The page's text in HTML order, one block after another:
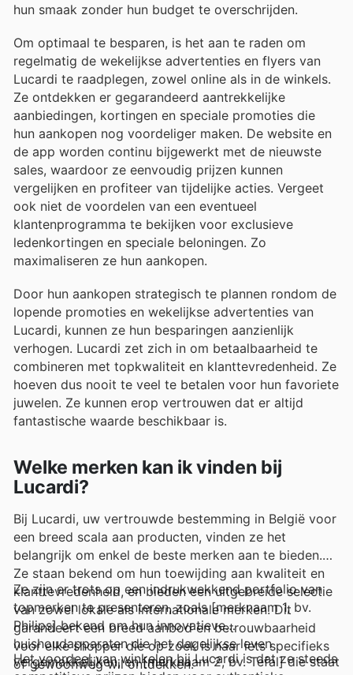
hun smaak zonder hun budget te overschrijden.
Om optimaal te besparen, is het aan te raden om
regelmatig de wekelijkse advertenties en flyers van
Lucardi te raadplegen, zowel online als in de winkels.
Ze ontdekken er gegarandeerd aantrekkelijke
aanbiedingen, kortingen en speciale promoties die
hun aankopen nog voordeliger maken. De website en
de app worden continu bijgewerkt met de nieuwste
sales, waardoor ze eenvoudig prijzen kunnen
vergelijken en profiteer van tijdelijke acties. Vergeet
ook niet de voordelen van een eventueel
klantenprogramma te bekijken voor exclusieve
ledenkortingen en speciale beloningen. Zo
maximaliseren ze hun aankopen.
Door hun aankopen strategisch te plannen rondom de
lopende promoties en wekelijkse advertenties van
Lucardi, kunnen ze hun besparingen aanzienlijk
verhogen. Lucardi zet zich in om betaalbaarheid te
combineren met topkwaliteit en klanttevredenheid. Ze
hoeven dus nooit te veel te betalen voor hun favoriete
juwelen. Ze kunnen erop vertrouwen dat er altijd
fantastische waarde beschikbaar is.
Welke merken kan ik vinden bij
Lucardi?
Bij Lucardi, uw vertrouwde bestemming in België voor
een breed scala aan producten, vinden ze het
belangrijk om enkel de beste merken aan te bieden.
Ze staan bekend om hun toewijding aan kwaliteit en
klanttevredenheid, en bieden een uitgebreide selectie
van zowel lokale als internationale merken. Dit
garandeert een breed aanbod en betrouwbaarheid
voor elke shopper die op zoek is naar iets specifieks
of gewoonweg wil ontdekken.
Ze zijn er trots op een indrukwekkend portfolio van
topmerken te presenteren, zoals [merknaam 1, bv.
Philips] bekend om hun innovatieve
huishoudapparaten die het dagelijkse leven
vergemakkelijken, en [merknaam 2, bv. Tefal] die staat
Het voordeel van winkelen bij Lucardi is dat ze steeds